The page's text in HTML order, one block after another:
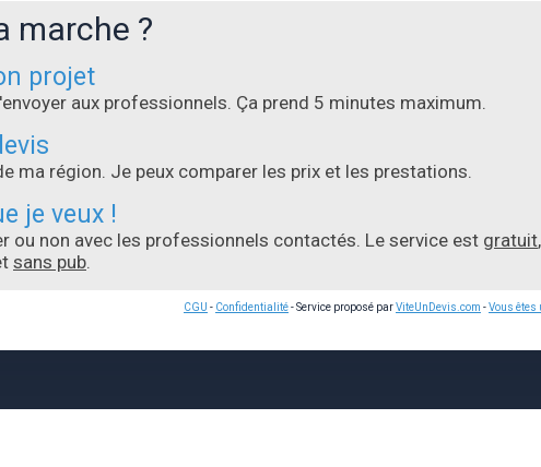
marche ?
projet
aux professionnels. Ça prend 5 minutes maximum.
ma région. Je peux comparer les prix et les prestations.
je veux !
ou non avec les professionnels contactés. Le service est gratuit
sans pub.
CGU - Confidentialité- Service proposé parViteUnDevis.com -Vous êtes